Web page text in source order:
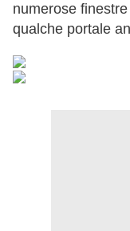
numerose
qualche portale